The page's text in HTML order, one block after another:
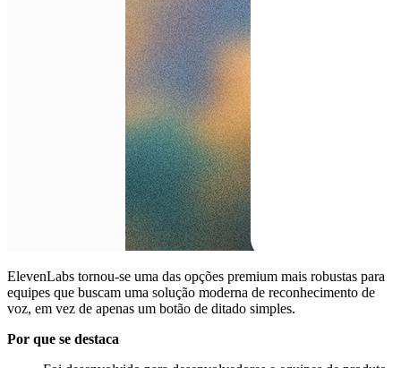
ElevenLabs tornou-se uma das opções premium mais robustas para
equipes que buscam uma solução moderna de reconhecimento de
voz, em vez de apenas um botão de ditado simples.
Por que se destaca